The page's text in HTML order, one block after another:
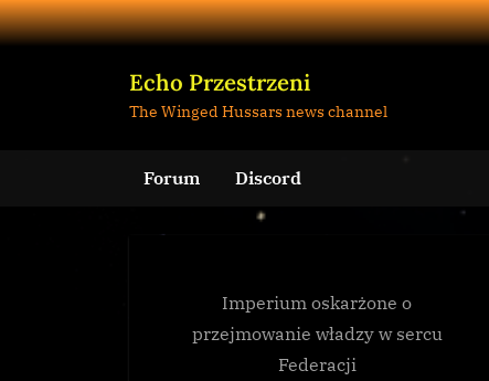
Skip
to
Echo Przestrzeni
The Winged Hussars news channel
Forum Discord
Imperium oskarżone o
przejmowanie władzy w sercu
Federacji